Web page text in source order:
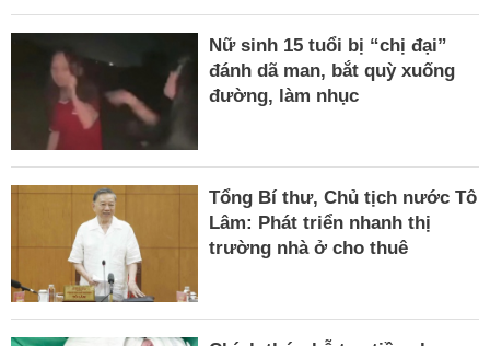
Nữ sinh 15 tuổi bị “chị đại”
đánh dã man, bắt quỳ xuống
đường, làm nhục
Tổng Bí thư, Chủ tịch nước Tô
Lâm: Phát triển nhanh thị
trường nhà ở cho thuê